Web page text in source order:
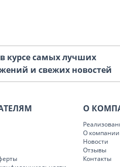
курсе самых лучших
и свежих новостей
О
О компании
Новости
Отзывы
Контакты